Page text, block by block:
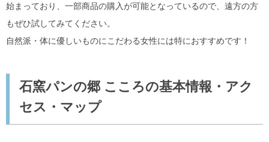
始まっており、一部商品の購入が可能となっているので、遠方の方
もぜひ試してみてください。
自然派・体に優しいものにこだわる女性には特におすすめです！
石窯パンの郷 こころの基本情報・アク
セス・マップ